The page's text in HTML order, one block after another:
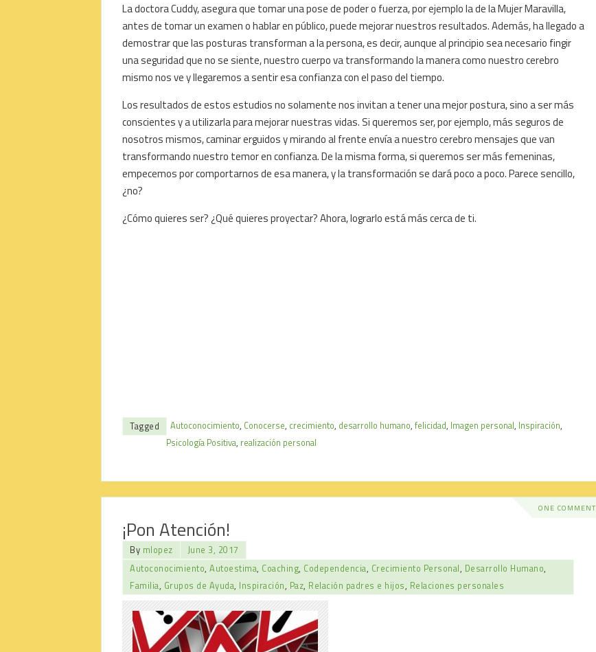
La doctora Cuddy, asegura que tomar una pose de poder o fuerza, por ejemplo la de la Mujer Maravilla,
antes de tomar un examen o hablar en público, puede mejorar nuestros resultados. Además, ha llegado a
demostrar que las posturas transforman a la persona, es decir, aunque al principio sea necesario fingir
una seguridad que no se siente, nuestro cuerpo va transformando la manera como nuestro cerebro
mismo nos ve y llegaremos a sentir esa confianza con el paso del tiempo.
Los resultados de estos estudios no solamente nos invitan a tener una mejor postura, sino a ser más
conscientes y a utilizarla para mejorar nuestras vidas. Si queremos ser, por ejemplo, más seguros de
nosotros mismos, caminar erguidos y mirando al frente envía a nuestro cerebro mensajes que van
transformando nuestro temor en confianza. De la misma forma, si queremos ser más femeninas,
empecemos por comportarnos de esa manera, y la transformación se dará poco a poco. Parece sencillo,
¿no?
¿Cómo quieres ser? ¿Qué quieres proyectar? Ahora, lograrlo está más cerca de ti.
Tagged Autoconocimiento, Conocerse, crecimiento, desarrollo humano, felicidad, Imagen personal, Inspiración,
Psicología Positiva, realización personal
ONE COMMENT
¡Pon Atención!
By mlopez
June 3, 2017
Autoconocimiento, Autoestima, Coaching, Codependencia, Crecimiento Personal, Desarrollo Humano,
Familia, Grupos de Ayuda, Inspiración, Paz, Relación padres e hijos, Relaciones personales